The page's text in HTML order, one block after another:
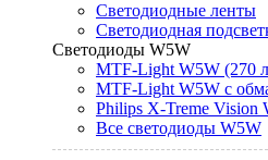
Светодиодные ленты
Светодиодная
Светодиоды W5W
MTF-Light W5W (270
MTF-Light W5W с
Philips X-Treme Vision
Все светодиоды W5W